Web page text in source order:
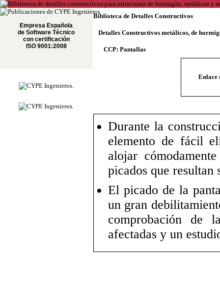
Empresa Española
de Software Técnico
con certificación
ISO 9001:2008
Biblioteca de Detalles Constructivos
Detalles Constructivos metálicos, de
CCP: Pantallas
Enlace
Durante la
elemento de fácil
alojar
picados que resultan
El picado de la
un gran
comprobación de
afectadas y un